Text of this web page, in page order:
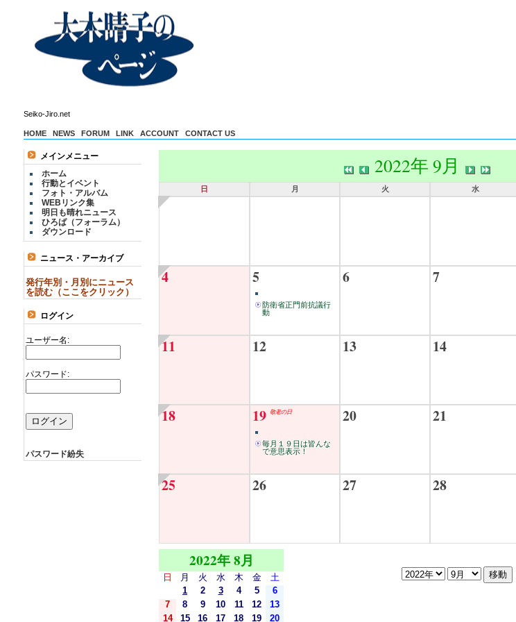
Seiko-Jiro.net
HOME NEWS FORUM LINK ACCOUNT CONTACT US
メインメニュー
ホーム
行動とイベント
フォト・アルバム
WEBリンク集
明日も晴れニュース
ひろば（フォーラム）
ダウンロード
ニュース・アーカイブ
発行年別・月別にニュース
を読む（ここをクリック）
ログイン
ユーザー名:
パスワード:
パスワード紛失
2022年 9月
日 月 火 水
4 5
防衛省正門前抗議行
動
6 7
11 12 13 14
18 19 敬老の日
毎月１９日は皆んな
で意思表示！
20 21
25 26 27 28
2022年 8月
日 月 火 水 木 金
土
1
2 3 4 5
6
7
8 9 10 11 12
13
14
15 16 17 18 19 20